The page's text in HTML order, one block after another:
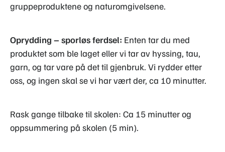
gruppeproduktene og naturomgivelsene.
Oprydding – sporløs ferdsel: Enten tar du med
produktet som ble laget eller vi tar av hyssing, tau,
garn, og tar vare på det til gjenbruk. Vi rydder etter
oss, og ingen skal se vi har vært der, ca 10 minutter.
Rask gange tilbake til skolen: Ca 15 minutter og
oppsummering på skolen (5 min).